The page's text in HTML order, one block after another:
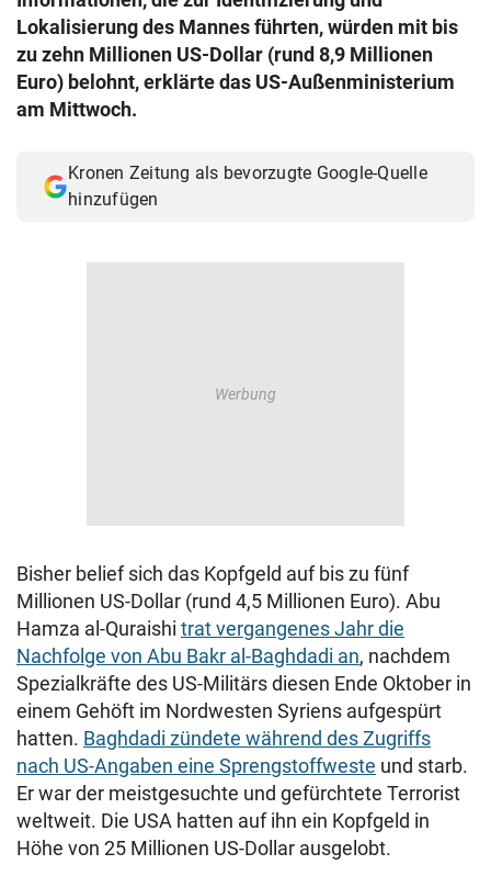
© Krone Multimedia GmbH & Co KG 2026
Muthgasse 2, 1190 Wien
Lokalisierung des Mannes führten, würden mit bis
zu zehn Millionen US-Dollar (rund 8,9 Millionen
Euro) belohnt, erklärte das US-Außenministerium
am Mittwoch.
Kronen Zeitung als bevorzugte Google-Quelle
hinzufügen
Bisher belief sich das Kopfgeld auf bis zu fünf
Millionen US-Dollar (rund 4,5 Millionen Euro). Abu
Hamza al-Quraishi trat vergangenes Jahr die
Nachfolge von Abu Bakr al-Baghdadi an, nachdem
Spezialkräfte des US-Militärs diesen Ende Oktober in
einem Gehöft im Nordwesten Syriens aufgespürt
hatten. Baghdadi zündete während des Zugriffs
nach US-Angaben eine Sprengstoffweste und starb.
Er war der meistgesuchte und gefürchtete Terrorist
weltweit. Die USA hatten auf ihn ein Kopfgeld in
Höhe von 25 Millionen US-Dollar ausgelobt.